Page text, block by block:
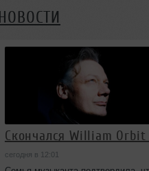
НОВОСТИ
Скончался William Orbit
сегодня в 12:01